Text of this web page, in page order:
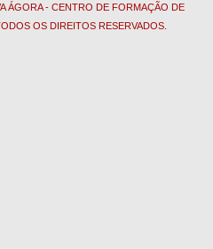
ÁGORA - CENTRO DE FORMAÇÃO DE
OS DIREITOS RESERVADOS.